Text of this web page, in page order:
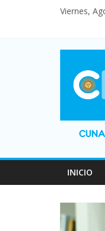
Viernes,
INICIO